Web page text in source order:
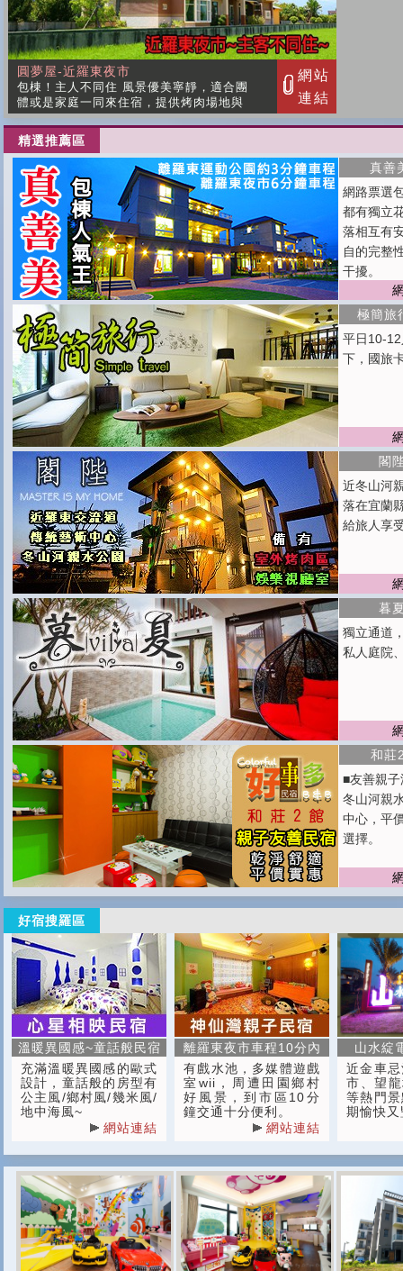
精選推薦區
真善
網路票選
都有獨立
落相互有
自的完整
干擾。
極簡旅
平日10-
下，國旅
閣
近冬山河
落在宜蘭
給旅人享
暮
獨立通道
私人庭院
和莊
■友善親
冬山河親
中心，平
選擇。
好宿搜羅區
溫暖異國感~童話般民宿
充滿溫暖異國感的歐式
設計，童話般的房型有
公主風/鄉村風/幾米風/
地中海風~
網站連結
離羅東夜市車程10分內
有戲水池，多媒體遊戲
室wii，周遭田園鄉村
好風景，到市區10分
鐘交通十分便利。
網站連結
山水綻
近金車
市、望
等熱門
期愉快